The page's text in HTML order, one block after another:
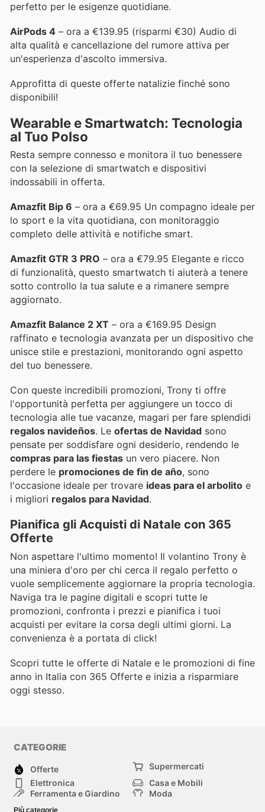
perfetto per le esigenze quotidiane.
AirPods 4 – ora a €139.95 (risparmi €30) Audio di
alta qualità e cancellazione del rumore attiva per
un'esperienza d'ascolto immersiva.
Approfitta di queste offerte natalizie finché sono
disponibili!
Wearable e Smartwatch: Tecnologia
al Tuo Polso
Resta sempre connesso e monitora il tuo benessere
con la selezione di smartwatch e dispositivi
indossabili in offerta.
Amazfit Bip 6 – ora a €69.95 Un compagno ideale per
lo sport e la vita quotidiana, con monitoraggio
completo delle attività e notifiche smart.
Amazfit GTR 3 PRO – ora a €79.95 Elegante e ricco
di funzionalità, questo smartwatch ti aiuterà a tenere
sotto controllo la tua salute e a rimanere sempre
aggiornato.
Amazfit Balance 2 XT – ora a €169.95 Design
raffinato e tecnologia avanzata per un dispositivo che
unisce stile e prestazioni, monitorando ogni aspetto
del tuo benessere.
Con queste incredibili promozioni, Trony ti offre
l'opportunità perfetta per aggiungere un tocco di
tecnologia alle tue vacanze, magari per fare splendidi
regalos navideños. Le ofertas de Navidad sono
pensate per soddisfare ogni desiderio, rendendo le
compras para las fiestas un vero piacere. Non
perdere le promociones de fin de año, sono
l'occasione ideale per trovare ideas para el arbolito e
i migliori regalos para Navidad.
Pianifica gli Acquisti di Natale con 365
Offerte
Non aspettare l'ultimo momento! Il volantino Trony è
una miniera d'oro per chi cerca il regalo perfetto o
vuole semplicemente aggiornare la propria tecnologia.
Naviga tra le pagine digitali e scopri tutte le
promozioni, confronta i prezzi e pianifica i tuoi
acquisti per evitare la corsa degli ultimi giorni. La
convenienza è a portata di click!
Scopri tutte le offerte di Natale e le promozioni di fine
anno in Italia con 365 Offerte e inizia a risparmiare
oggi stesso.
CATEGORIE
Offerte
Supermercati
Elettronica
Casa e Mobili
Ferramenta e Giardino
Moda
Più categorie